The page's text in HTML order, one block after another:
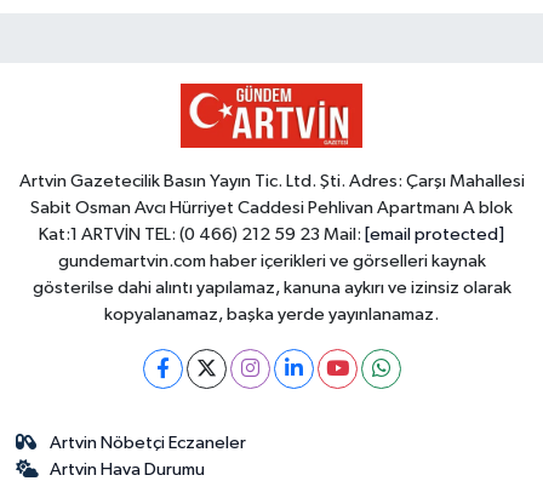
Artvin Gazetecilik Basın Yayın Tic. Ltd. Şti. Adres: Çarşı Mahallesi
Sabit Osman Avcı Hürriyet Caddesi Pehlivan Apartmanı A blok
Kat:1 ARTVİN TEL: (0 466) 212 59 23 Mail: [email protected]
gundemartvin.com haber içerikleri ve görselleri kaynak
gösterilse dahi alıntı yapılamaz, kanuna aykırı ve izinsiz olarak
kopyalanamaz, başka yerde yayınlanamaz.
Artvin Nöbetçi Eczaneler
Artvin Hava Durumu